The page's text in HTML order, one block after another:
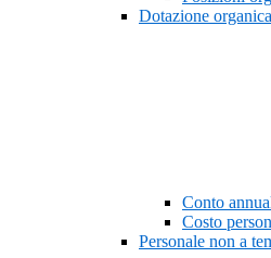
Dotazione organica
Conto
Costo
Personale non a